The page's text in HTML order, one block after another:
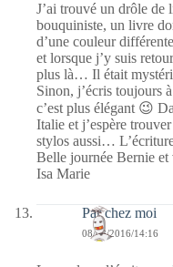
J’ai trouvé un drôle de
bouquiniste, un livre
d’une couleur
et lorsque j’y suis
plus là… Il était
Sinon, j’écris toujours
c’est plus élégant 😉
Italie et j’espère
stylos aussi…
Belle journée Bernie et
Isa Marie
Par chez moi
08/08/2016/14:16